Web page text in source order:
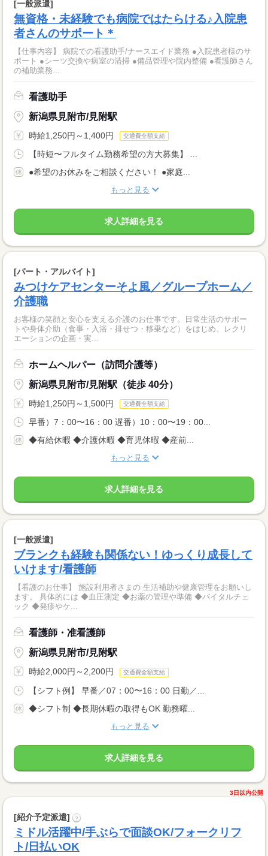
[一般派遣]
無資格・未経験でも病院ではたらける♪入院患
者さんのサポート＊
【仕事内容】 病院での看護助手/ナースエイド業務 ●入院患者様のサ
ポート ●シーツ交換や病室の清掃 ●備品管理や院内整備 ●看護師さん
の補助業務...
看護助手
新潟県見附市/見附駅
時給1,250円～1,400円 交通費全額支給
【時短〜フルタイム勤務希望の方大募集】 ...
●希望のお休みをご相談ください！ ●家庭...
もっと見る
求人詳細を見る
[パート・アルバイト]
みつけケアセンターそよ風／グループホーム／
介護職
お客様の笑顔と安心を支える介護のお仕事です。日常生活のサポー
トや身体介助（食事・入浴・排せつ・移乗など）をはじめ、レクリ
エーションの企画・実...
ホームヘルパー（訪問介護等）
新潟県見附市/見附駅（徒歩 40分）
時給1,250円～1,500円 交通費全額支給
早番）7：00〜16：00 遅番）10：00〜19：00...
◆有給休暇 ◆介護休暇 ◆育児休暇 ◆産前...
もっと見る
求人詳細を見る
[一般派遣]
ブランクも経験も関係ない！ゆっくり成長して
いけます/看護師
【看護のお仕事】 施設利用者さまの 生活補助や健康管理をお願いし
ます。 具体的には ◆血圧測定 ◆お薬の管理や準備 ◆バイタルチェ
ック ◆発疹やケ...
看護師・准看護師
新潟県見附市/見附駅
時給2,000円～2,200円 交通費全額支給
【シフト例】 早番／07：00〜16：00 日勤／...
◆シフト制 ◆長期休暇の取得もOK 勤務曜...
もっと見る
求人詳細を見る
3日以内公開
[紹介予定派遣] ?
ミドル活躍中/手ぶらで面談OK/フォークリフ
ト/日払いOK